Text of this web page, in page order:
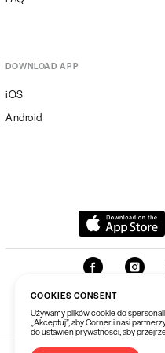
DOWNLOAD APP
iOS
Android
COOKIES CONSENT
Używamy plików cookie do
„Akceptuj”, aby Corner i nasi
do ustawień prywatności, aby